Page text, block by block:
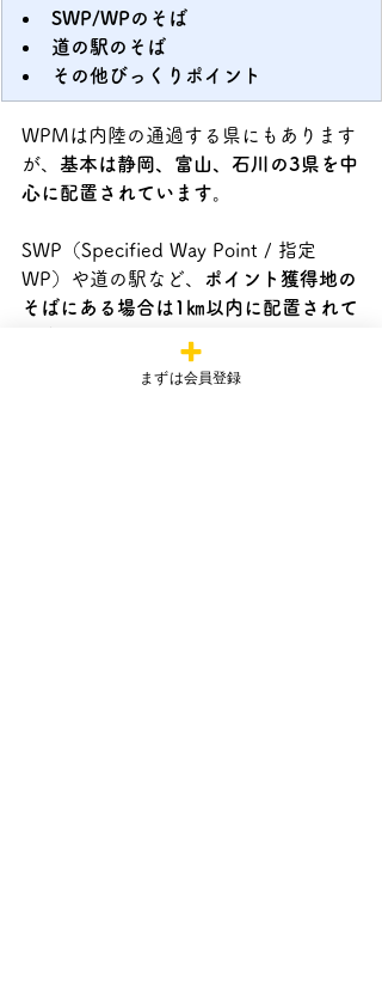
SWP/WPのそば
道の駅のそば
その他びっくりポイント
WPMは内陸の通過する県にもあります
が、 基本は静岡、富山、石川の3県を中
心に配置されています。
SWP（Specified Way Point / 指定
WP）や道の駅など、
ポイント獲得地の
そばにある場合は1㎞以内に配置されて
まずは会員登録